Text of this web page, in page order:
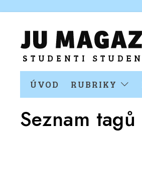
ÚVOD RUBRIKY
Seznam tagů